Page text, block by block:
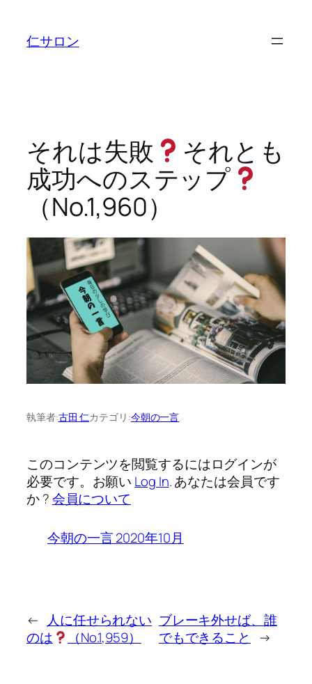
仁サロン
それは失敗
それとも
成功へのステップ
（No.1,960）
執筆者:古田 仁カテゴリ:今朝の一言
このコンテンツを閲覧するにはログインが
必要です。お願い Log In. あなたは会員です
か ?会員について
今朝の一言 2020年10月
←
人に任せられない
のは
（No.1,959）
ブレーキ外せば、誰
でもできること
→